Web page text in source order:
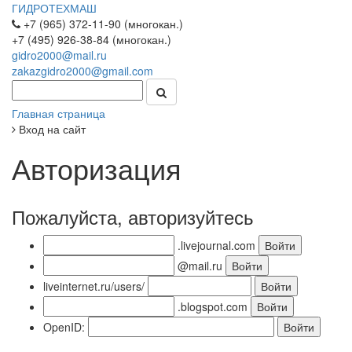
ГИДРОТЕХМАШ
+7 (965) 372-11-90 (многокан.)
+7 (495) 926-38-84 (многокан.)
gidro2000@mail.ru
zakazgidro2000@gmail.com
Главная страница
Вход на сайт
Авторизация
Пожалуйста, авторизуйтесь
.livejournal.com
@mail.ru
liveinternet.ru/users/
.blogspot.com
OpenID: